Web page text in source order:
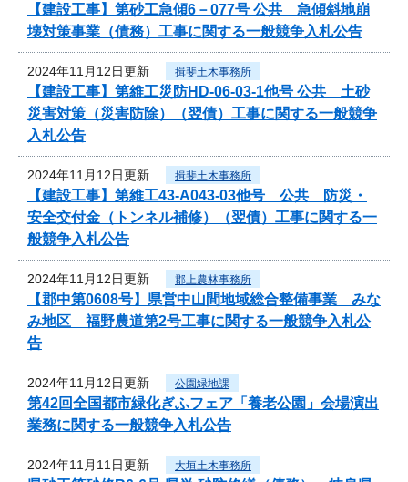
【建設工事】第砂工急傾6－077号 公共 急傾斜地崩
壊対策事業（債務）工事に関する一般競争入札公告
2024年11月12日更新 揖斐土木事務所
【建設工事】第維工災防HD-06-03-1他号 公共 土砂
災害対策（災害防除）（翌債）工事に関する一般競争
入札公告
2024年11月12日更新 揖斐土木事務所
【建設工事】第維工43-A043-03他号 公共 防災・
安全交付金（トンネル補修）（翌債）工事に関する一
般競争入札公告
2024年11月12日更新 郡上農林事務所
【郡中第0608号】県営中山間地域総合整備事業 みな
み地区 福野農道第2号工事に関する一般競争入札公
告
2024年11月12日更新 公園緑地課
第42回全国都市緑化ぎふフェア「養老公園」会場演出
業務に関する一般競争入札公告
2024年11月11日更新 大垣土木事務所